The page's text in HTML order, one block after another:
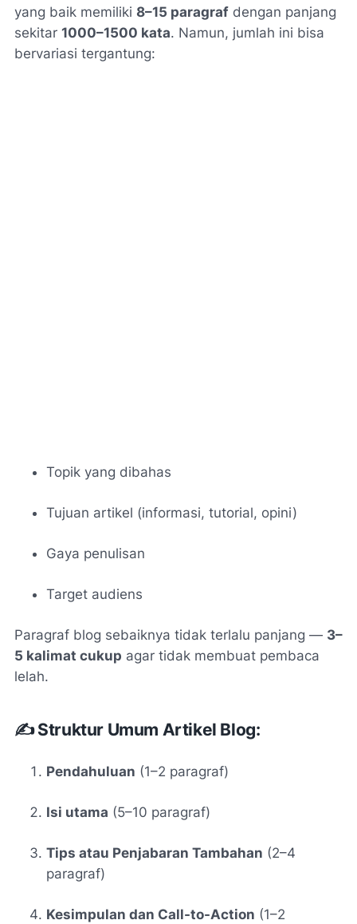
yang baik memiliki 8–15 paragraf dengan panjang
sekitar 1000–1500 kata. Namun, jumlah ini bisa
bervariasi tergantung:
Topik yang dibahas
Tujuan artikel (informasi, tutorial, opini)
Gaya penulisan
Target audiens
Paragraf blog sebaiknya tidak terlalu panjang — 3–
5 kalimat cukup agar tidak membuat pembaca
lelah.
✍️ Struktur Umum Artikel Blog:
Pendahuluan (1–2 paragraf)
Isi utama (5–10 paragraf)
Tips atau Penjabaran Tambahan (2–4
paragraf)
Kesimpulan dan Call-to-Action (1–2